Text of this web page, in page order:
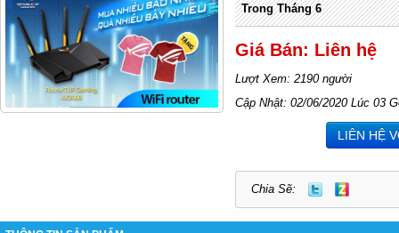
Trong Tháng 6
Giá Bán: Liên hệ
Lượt Xem: 2190 người
Cập Nhật: 02/06/2020 Lúc 03
LIÊN HỆ
Chia Sẽ: